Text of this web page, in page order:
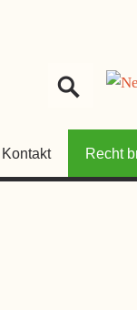
Kontakt Recht